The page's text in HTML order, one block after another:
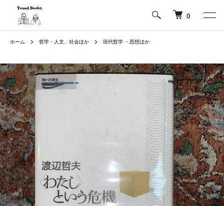
0
ホーム 哲学・人文、社会ほか 現代哲学 ・思想ほか